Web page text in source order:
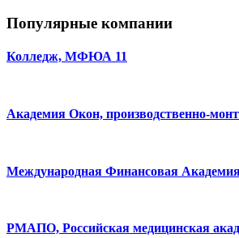
Популярные компании
Колледж, МФЮА 11
Академия Окон, производственно-
Международная Финансовая
РМАПО, Российская медицинская